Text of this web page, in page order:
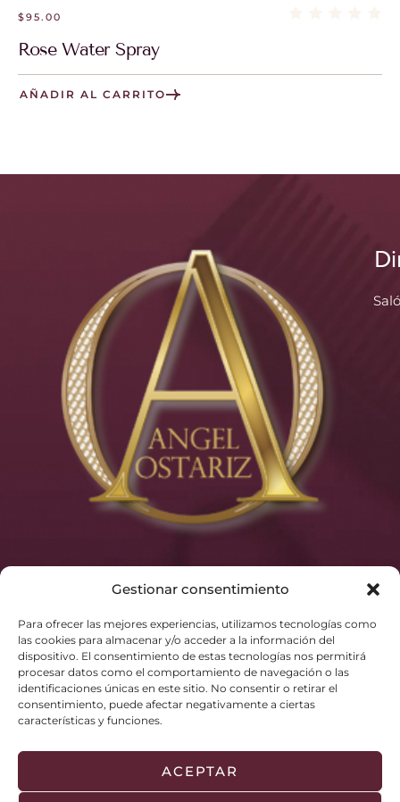
Gestionar consentimiento
Para ofrecer las mejores experiencias, utilizamos tecnologías como
las cookies para almacenar y/o acceder a la información del
dispositivo. El consentimiento de estas tecnologías nos permitirá
procesar datos como el comportamiento de navegación o las
identificaciones únicas en este sitio. No consentir o retirar el
consentimiento, puede afectar negativamente a ciertas
características y funciones.
ACEPTAR
$95.00
Rose Water Spray
AÑADIR AL CARRITO